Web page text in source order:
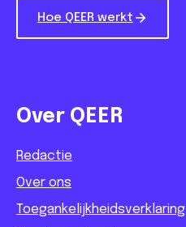
Hoe QEER werkt
Over QEER
Redactie
Over ons
Toegankelijkheidsverklaring